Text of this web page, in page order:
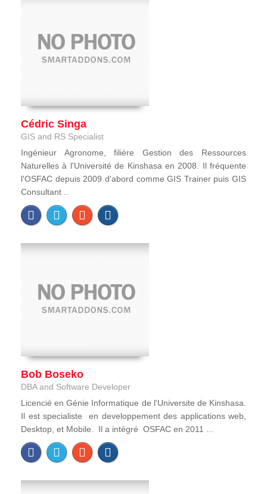
Cédric Singa
GIS and RS Specialist
Ingénieur Agronome, filière Gestion des Ressources
Naturelles à l'Université de Kinshasa en 2008. Il fréquente
l'OSFAC depuis 2009 d'abord comme GIS Trainer puis GIS
Consultant ..
Bob Boseko
DBA and Software Developer
Licencié en Génie Informatique de l'Universite de Kinshasa.
Il est specialiste en developpement des applications web,
Desktop, et Mobile. Il a intégré OSFAC en 2011 ...